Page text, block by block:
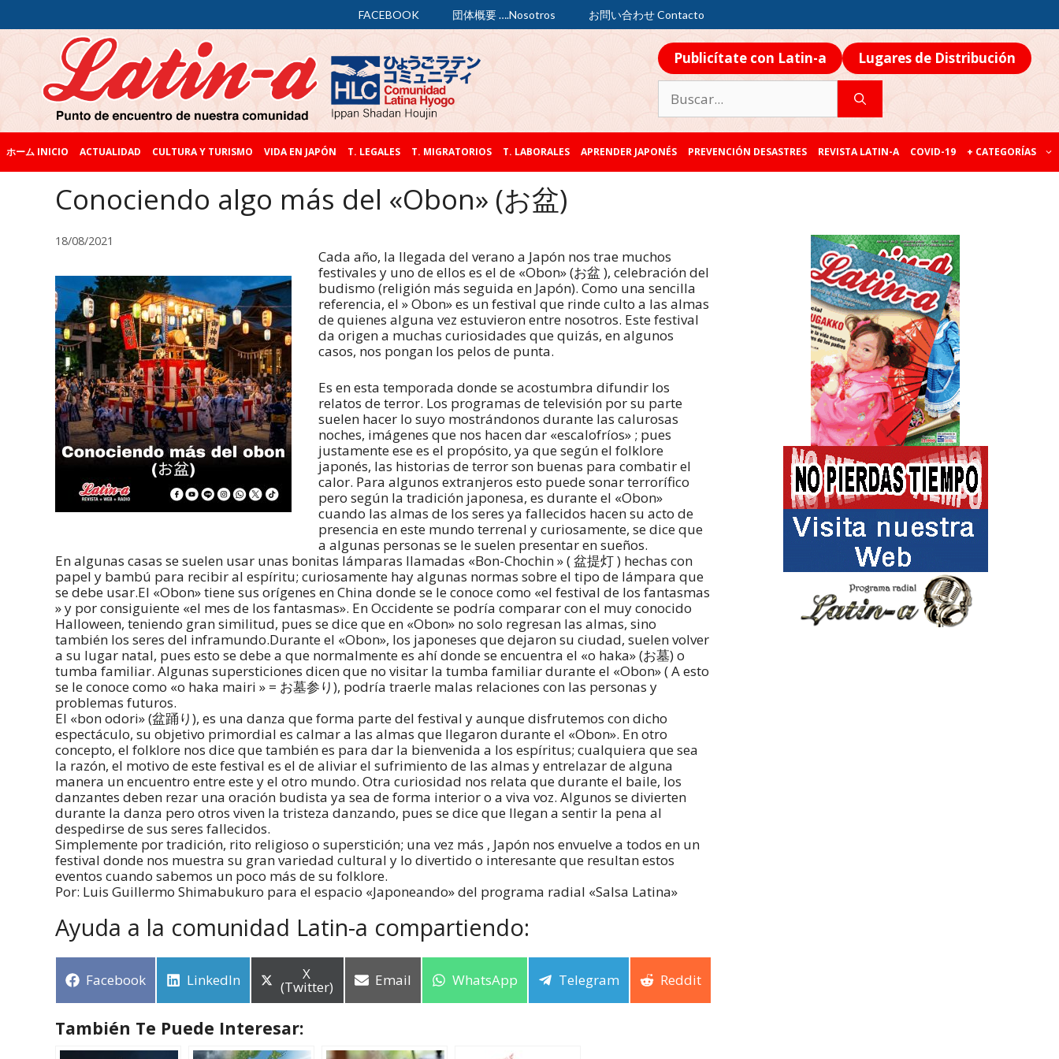
FACEBOOK 団体概要 ….Nosotros お問い合わせ Contacto
Publicítate con Latin-a Lugares de Distribución
ホーム INICIO ACTUALIDAD CULTURA Y TURISMO VIDA EN JAPÓN T. LEGALES T. MIGRATORIOS T. LABORALES APRENDER JAPONÉS PREVENCIÓN DESASTRES REVISTA LATIN-A COVID-19 + CATEGORÍAS
Conociendo algo más del «Obon» (お盆)
18/08/2021
Cada año, la llegada del verano a Japón nos trae muchos
festivales y uno de ellos es el de «Obon» (お盆 ), celebración del
budismo (religión más seguida en Japón). Como una sencilla
referencia, el » Obon» es un festival que rinde culto a las almas
de quienes alguna vez estuvieron entre nosotros. Este festival
da origen a muchas curiosidades que quizás, en algunos
casos, nos pongan los pelos de punta.
Es en esta temporada donde se acostumbra difundir los
relatos de terror. Los programas de televisión por su parte
suelen hacer lo suyo mostrándonos durante las calurosas
noches, imágenes que nos hacen dar «escalofríos» ; pues
justamente ese es el propósito, ya que según el folklore
japonés, las historias de terror son buenas para combatir el
calor. Para algunos extranjeros esto puede sonar terrorífico
pero según la tradición japonesa, es durante el «Obon»
cuando las almas de los seres ya fallecidos hacen su acto de
presencia en este mundo terrenal y curiosamente, se dice que
a algunas personas se le suelen presentar en sueños.
En algunas casas se suelen usar unas bonitas lámparas llamadas «Bon-Chochin » ( 盆提灯 ) hechas con
papel y bambú para recibir al espíritu; curiosamente hay algunas normas sobre el tipo de lámpara que
se debe usar.El «Obon» tiene sus orígenes en China donde se le conoce como «el festival de los fantasmas
» y por consiguiente «el mes de los fantasmas». En Occidente se podría comparar con el muy conocido
Halloween, teniendo gran similitud, pues se dice que en «Obon» no solo regresan las almas, sino
también los seres del inframundo.Durante el «Obon», los japoneses que dejaron su ciudad, suelen volver
a su lugar natal, pues esto se debe a que normalmente es ahí donde se encuentra el «o haka» (お墓) o
tumba familiar. Algunas supersticiones dicen que no visitar la tumba familiar durante el «Obon» ( A esto
se le conoce como «o haka mairi » = お墓参り), podría traerle malas relaciones con las personas y
problemas futuros.
El «bon odori» (盆踊り), es una danza que forma parte del festival y aunque disfrutemos con dicho
espectáculo, su objetivo primordial es calmar a las almas que llegaron durante el «Obon». En otro
concepto, el folklore nos dice que también es para dar la bienvenida a los espíritus; cualquiera que sea
la razón, el motivo de este festival es el de aliviar el sufrimiento de las almas y entrelazar de alguna
manera un encuentro entre este y el otro mundo. Otra curiosidad nos relata que durante el baile, los
danzantes deben rezar una oración budista ya sea de forma interior o a viva voz. Algunos se divierten
durante la danza pero otros viven la tristeza danzando, pues se dice que llegan a sentir la pena al
despedirse de sus seres fallecidos.
Simplemente por tradición, rito religioso o superstición; una vez más , Japón nos envuelve a todos en un
festival donde nos muestra su gran variedad cultural y lo divertido o interesante que resultan estos
eventos cuando sabemos un poco más de su folklore.
Por: Luis Guillermo Shimabukuro para el espacio «Japoneando» del programa radial «Salsa Latina»
Ayuda a la comunidad Latin-a compartiendo:
Facebook LinkedIn X
(Twitter) Email WhatsApp Telegram Reddit
También Te Puede Interesar: